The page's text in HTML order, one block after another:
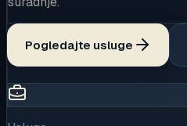
Pogledajte usluge